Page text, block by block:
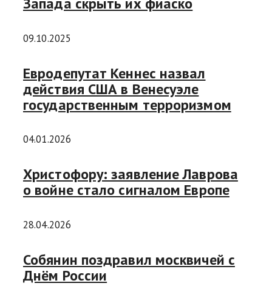
09.10.2025
Евродепутат Кеннес назвал
действия США в Венесуэле
государственным терроризмом
04.01.2026
Христофору: заявление Лаврова
о войне стало сигналом Европе
28.04.2026
Собянин поздравил москвичей с
Днём России